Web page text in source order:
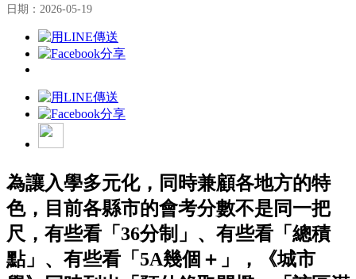
日期：2026-05-19
為讓入學多元化，同時兼顧各地方的特
色，目前各縣市的會考分數不是同一把
尺，有些看「36分制」、有些看「總積
點」、有些看「5A幾個＋」，《城市